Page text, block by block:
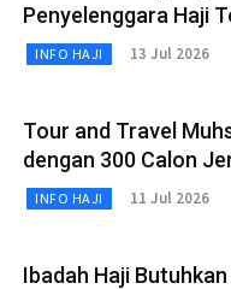
Penyelenggara Haji
INFO HAJI 13 Jul 2026
Tour and Travel
dengan 300 Calon
INFO HAJI 11 Jul 2026
Ibadah Haji